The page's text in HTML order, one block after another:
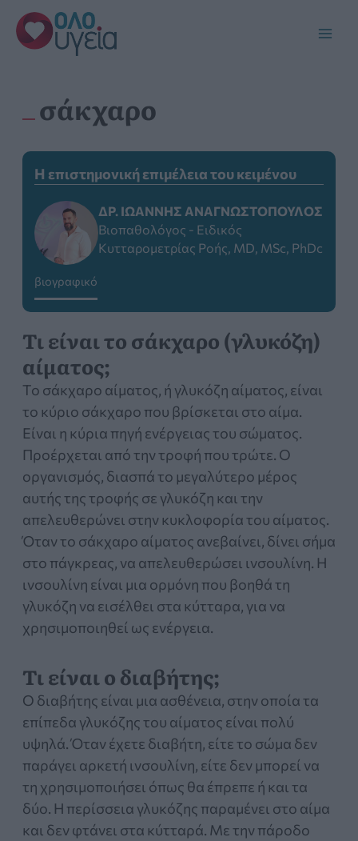
Μετάβαση
στο
περιεχόμενο
σάκχαρο
Η επιστημονική επιμέλεια του κειμένου
ΔΡ. IΩΆΝΝΗΣ ΑΝΑΓΝΩΣΤΌΠΟΥΛΟΣ
Βιοπαθολόγος - Ειδικός
Κυτταρομετρίας Ροής, MD, MSc, PhDc
βιογραφικό
Η επιστημονική επιμέλεια του κειμένου
πραγματοποιήθηκε από τον Δρ.
Αναγνωστόπουλο Γ. Ιωάννη, MD, PhD,
Ειδικό στην Κυτταρομετρία Ροής και
επιστημονικά υπεύθυνο στο Αιματολογικό
Διαγνωστικό Κέντρο ΦΑΙΝΟΤΥΠΟΣ. O Δρ.
Iωάννης Αναγνωστόπουλος, Βιοπαθολόγος
- Ειδικός Κυτταρομετρίας Ροης, MD, MSc,
PhDc αποφοίτησε από την Ιατρική Σχολή
του Εθνικού και Καποδιστριακού
Πανεπιστημίου Αθηνών και απέκτησε τον
τίτλο της Ιατρικής Ειδικότητας
Βιοπαθολογίας – Εργαστηριακής Ιατρικής
του 2013, μετά από 5ετή ειδίκευση στα
Νοσοκομεία «Ανδρέας Συγγρός» και
«Λαϊκό». Απέκτησε το Μεταπτυχιακό
Nottingham, UK και είναι υποψήφιος
διδάκτωρ του ΕΚΠΑ. Αποτελεί μέλος της
Ελληνικής (ΕΕΚΡ), Ευρωπαϊκής (ESCAA) και
της Αμερικάνικης Εταιρείας
Κυτταρομετρίας Ροής (ICCS) και είναι
πιστοποιημένος από την Ελληνική και
Ευρωπαϊκή Εταιρεία Κυτταρομετρία ροής
στην Αιματολογία από το 2013. Το 2015
Τι είναι το σάκχαρο (γλυκόζη)
αίματος;
Το σάκχαρο αίματος, ή γλυκόζη αίματος, είναι
το κύριο σάκχαρο που βρίσκεται στο αίμα.
Είναι η κύρια πηγή ενέργειας του σώματος.
Προέρχεται από την τροφή που τρώτε. Ο
οργανισμός, διασπά το μεγαλύτερο μέρος
αυτής της τροφής σε γλυκόζη και την
απελευθερώνει στην κυκλοφορία του αίματος.
Όταν το σάκχαρο αίματος ανεβαίνει, δίνει σήμα
στο πάγκρεας, να απελευθερώσει ινσουλίνη. Η
ινσουλίνη είναι μια ορμόνη που βοηθά τη
γλυκόζη να εισέλθει στα κύτταρα, για να
χρησιμοποιηθεί ως ενέργεια.
Τι είναι ο διαβήτης;
Ο διαβήτης είναι μια ασθένεια, στην οποία τα
επίπεδα γλυκόζης του αίματος είναι πολύ
υψηλά. Όταν έχετε διαβήτη, είτε το σώμα δεν
παράγει αρκετή ινσουλίνη, είτε δεν μπορεί να
τη χρησιμοποιήσει όπως θα έπρεπε ή και τα
δύο. Η περίσσεια γλυκόζης παραμένει στο αίμα
και δεν φτάνει στα κύτταρά. Με την πάροδο